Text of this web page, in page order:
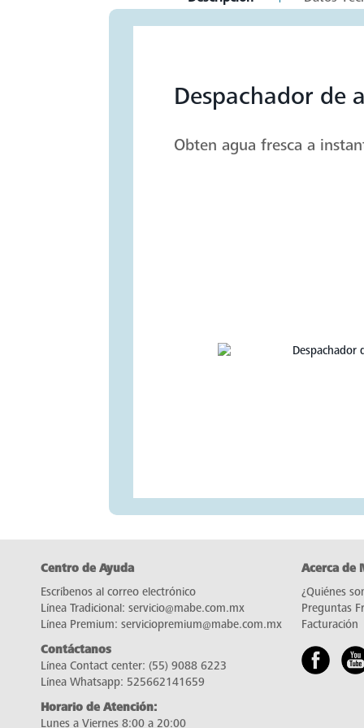
Despachador de
Obten agua fresca a
Centro de Ayuda
Escríbenos al correo electrónico
Línea Tradicional: servicio@mabe.com.mx
Línea Premium: serviciopremium@mabe.com.mx
Contáctanos
Línea Contact center: (55) 9088 6223
Línea Whatsapp: 525662141659
Horario de Atención:
Lunes a Viernes 8:00 a 20:00
Acerca de
¿Quiénes
Preguntas
Facturación